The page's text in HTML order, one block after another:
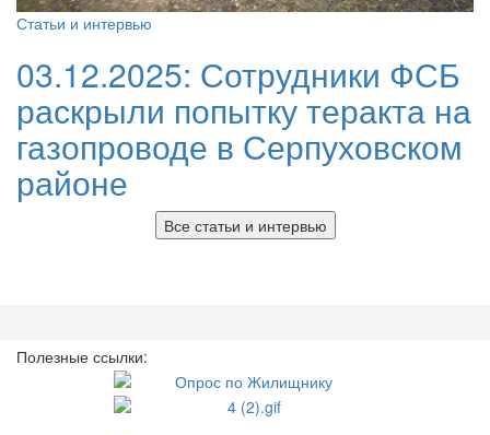
Статьи и интервью
03.12.2025: Сотрудники ФСБ
раскрыли попытку теракта на
газопроводе в Серпуховском
районе
Все статьи и интервью
Полезные ссылки: